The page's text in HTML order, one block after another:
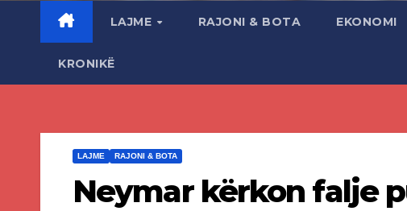
LAJME RAJONI & BOTA EKONOMI
KRONIKË
LAJME RAJONI & BOTA
Neymar kërkon falje